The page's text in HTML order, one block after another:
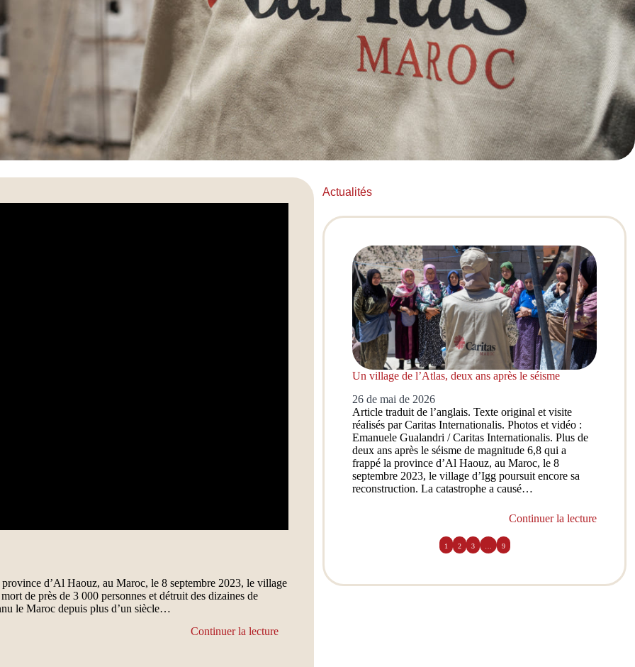
d’Al Haouz, au Maroc, le 8 septembre 2023, le village
de près de 3 000 personnes et détruit des dizaines de
le Maroc depuis plus d’un siècle…
Continuer la lecture
Actualités
Un village de l’Atlas, deux ans après le séisme
26 de mai de 2026
Article traduit de l’anglais. Texte original et visite
réalisés par Caritas Internationalis. Photos et vidéo :
Emanuele Gualandri / Caritas Internationalis. Plus de
deux ans après le séisme de magnitude 6,8 qui a
frappé la province d’Al Haouz, au Maroc, le 8
septembre 2023, le village d’Igg poursuit encore sa
reconstruction. La catastrophe a causé…
Continuer la lecture
1 2 3 9